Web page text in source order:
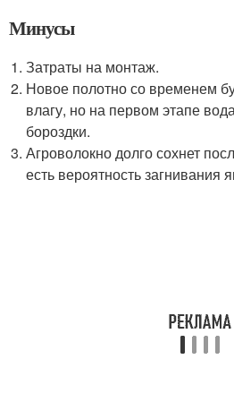
Минусы
Затраты на монтаж.
Новое полотно со временем
влагу, но на первом этапе
бороздки.
Агроволокно долго сохнет
есть вероятность загнивания